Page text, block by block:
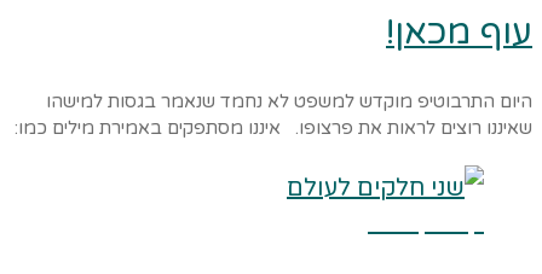
עוף מכאן!
היום התרבוטיפ מוקדש למשפט לא נחמד שנאמר בגסות למישהו
שאיננו רוצים לראות את פרצופו. איננו מסתפקים באמירת מילים כמו: